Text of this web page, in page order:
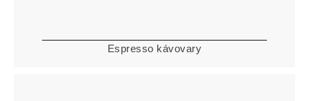
Espresso kávovary